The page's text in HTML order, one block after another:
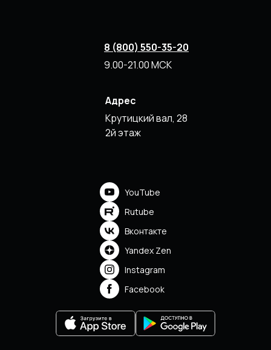
8 (800) 550-35-20
9.00-21.00 МСК
Адрес
Крутицкий вал, 28
2й этаж
YouTube
Rutube
Вконтакте
Yandex Zen
Instagram
Facebook